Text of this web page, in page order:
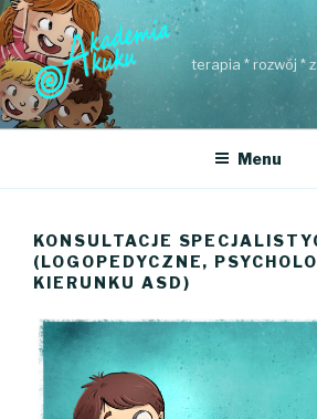
Przejdź
do
treści
terapia * rozwój *
Menu
KONSULTACJE
(LOGOPEDYCZNE,
KIERUNKU ASD)